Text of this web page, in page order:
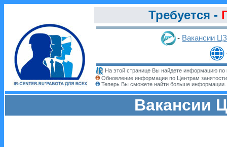
Требуется -
- Вакансии
На этой странице Вы найдете информацию по
Обновление информации по Центрам
Теперь Вы сможете найти больше информации.
Вакансии